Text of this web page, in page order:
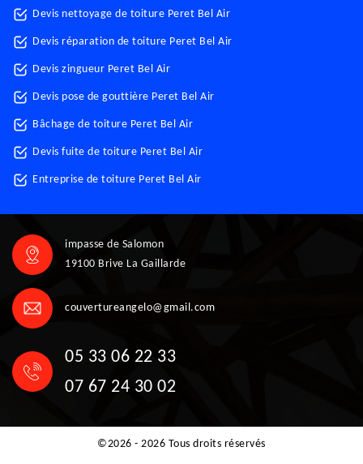
Devis nettoyage de toiture Peret Bel Air
Devis réparation de toiture Peret Bel Air
Devis zingueur Peret Bel Air
Devis pose de gouttière Peret Bel Air
Bâchage de toiture Peret Bel Air
Devis fuite de toiture Peret Bel Air
Entreprise de toiture Peret Bel Air
impasse de Salomon
19100 Brive La Gaillarde
couvertureangelo@gmail.com
05 33 06 22 33
07 67 24 30 02
©2026 - 2026 Tous droits réservés